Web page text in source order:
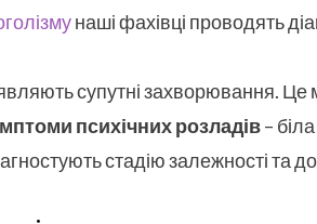
наші фахівці проводять
супутні захворювання. Це
психічних розладів–
стадію залежності та